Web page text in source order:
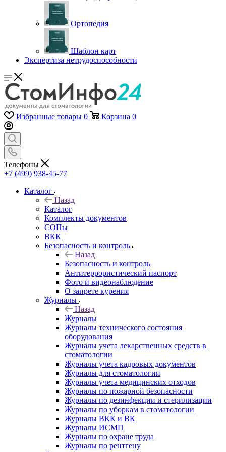
Ортопедия
Шаблон карт
Экспертиза нетрудоспособности
Избранные товары 0 Корзина 0
Телефоны
+7 (499) 938-45-77
Каталог
Назад
Каталог
Комплекты документов
СОПы
ВКК
Безопасность и контроль
Назад
Безопасность и контроль
Антитеррористический паспорт
Фото и видеонаблюдение
О запрете курения
Журналы
Назад
Журналы
Журналы технического состояния
оборудования
Журналы учета лекарственных средств в
стоматологии
Журналы учета кадровых документов
Журналы для стоматологии
Журналы учета медицинских отходов
Журналы по пожарной безопасности
Журналы по дезинфекции и стерилизации
Журналы по уборкам в стоматологии
Журналы ВКК и ВК
Журналы ИСМП
Журналы по охране труда
Журналы по рентгену